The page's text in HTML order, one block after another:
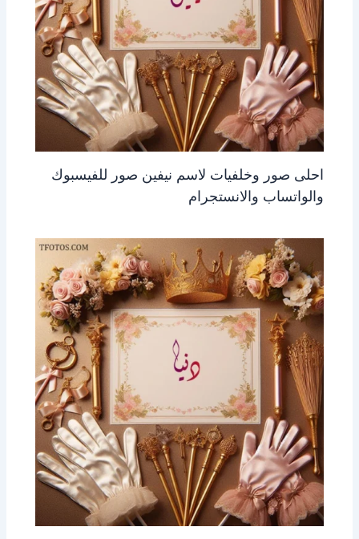
احلى صور وخلفيات لاسم نيفين صور للفيسبوك
والواتساب والانستجرام